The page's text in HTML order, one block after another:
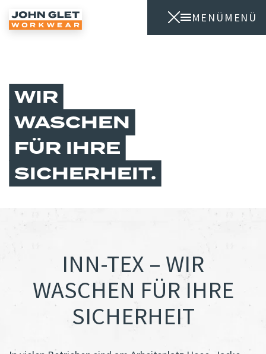
MENÜ
MENÜ
WIR
WASCHEN
FÜR IHRE
SICHERHEIT
INN-TEX – WIR
WASCHEN FÜR IHRE
SICHERHEIT